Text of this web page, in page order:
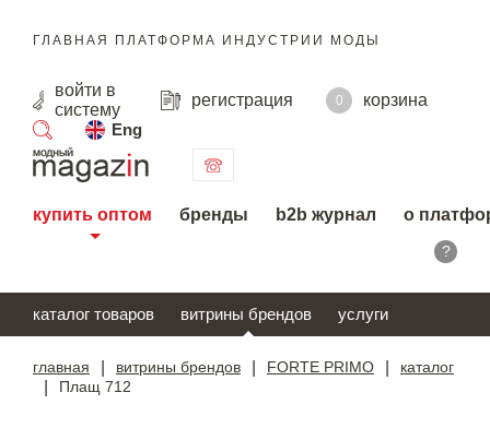
ГЛАВНАЯ ПЛАТФОРМА ИНДУСТРИИ МОДЫ
войти в
систему
регистрация 0
корзина
Eng
поиск
купить оптом бренды b2b журнал о
?
каталог товаров витрины брендов услуги
главная витрины брендов FORTE PRIMO каталог
Плащ 712